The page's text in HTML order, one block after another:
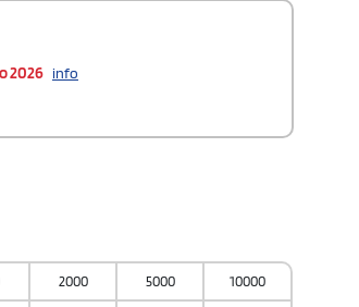
2026 info
2000 5000 10000